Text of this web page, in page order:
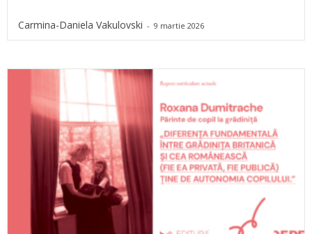
Carmina-Daniela Vakulovski - 9 martie 2026